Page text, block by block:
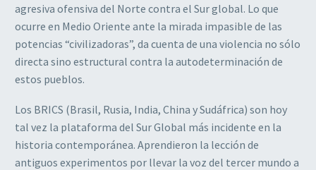
agresiva ofensiva del Norte contra el Sur global. Lo que
ocurre en Medio Oriente ante la mirada impasible de las
potencias “civilizadoras”, da cuenta de una violencia no sólo
directa sino estructural contra la autodeterminación de
estos pueblos.
Los BRICS (Brasil, Rusia, India, China y Sudáfrica) son hoy
tal vez la plataforma del Sur Global más incidente en la
historia contemporánea. Aprendieron la lección de
antiguos experimentos por llevar la voz del tercer mundo a